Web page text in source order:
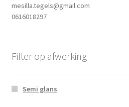
mesilla.tegels@gmail.com
0616018297
Filter op afwerking
Semi glans